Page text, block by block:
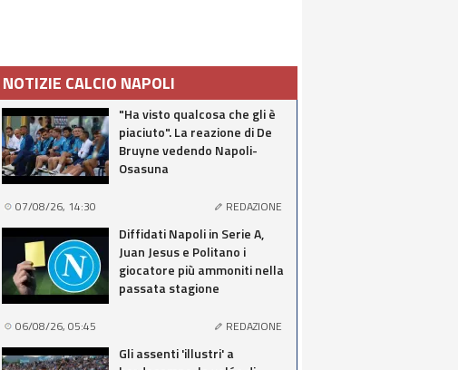
NOTIZIE CALCIO NAPOLI
"Ha visto qualcosa che gli è
piaciuto". La reazione di De
Bruyne vedendo Napoli-
Osasuna
07/08/26, 14:30 REDAZIONE
Diffidati Napoli in Serie A,
Juan Jesus e Politano i
giocatore più ammoniti nella
passata stagione
06/08/26, 05:45 REDAZIONE
Gli assenti 'illustri' a